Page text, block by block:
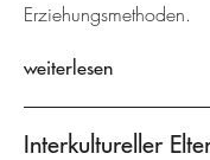
Erziehungsmethoden.
weiterlesen
Interkultureller